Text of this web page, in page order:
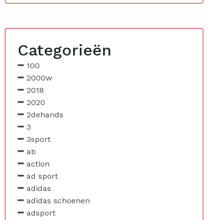
Categorieën
100
2000w
2018
2020
2dehands
3
3sport
ab
action
ad sport
adidas
adidas schoenen
adsport